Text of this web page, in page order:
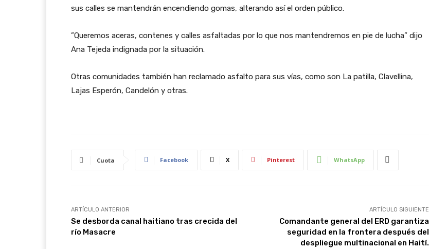
sus calles se mantendrán encendiendo gomas, alterando así el orden público.
”Queremos aceras, contenes y calles asfaltadas por lo que nos mantendremos en pie de lucha” dijo
Ana Tejeda indignada por la situación.
Otras comunidades también han reclamado asfalto para sus vías, como son La patilla, Clavellina,
Lajas Esperón, Candelón y otras.
Cuota Facebook X Pinterest WhatsApp
ARTÍCULO ANTERIOR
Se desborda canal haitiano tras crecida del
río Masacre
ARTÍCULO SIGUIENTE
Comandante general del ERD garantiza
seguridad en la frontera después del
despliegue multinacional en Haití.